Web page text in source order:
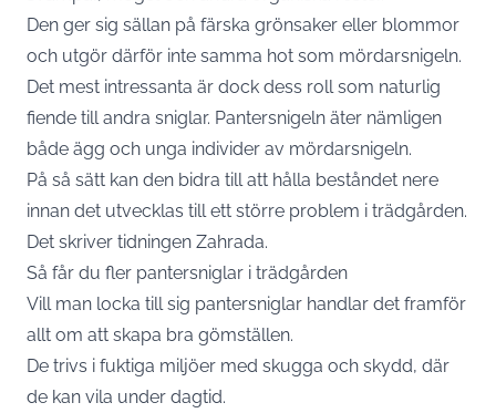
Den ger sig sällan på färska grönsaker eller blommor
och utgör därför inte samma hot som mördarsnigeln.
Det mest intressanta är dock dess roll som naturlig
fiende till andra sniglar. Pantersnigeln äter nämligen
både ägg och unga individer av mördarsnigeln.
På så sätt kan den bidra till att hålla beståndet nere
innan det utvecklas till ett större problem i trädgården.
Det skriver tidningen Zahrada.
Så får du fler pantersniglar i trädgården
Vill man locka till sig pantersniglar handlar det framför
allt om att skapa bra gömställen.
De trivs i fuktiga miljöer med skugga och skydd, där
de kan vila under dagtid.